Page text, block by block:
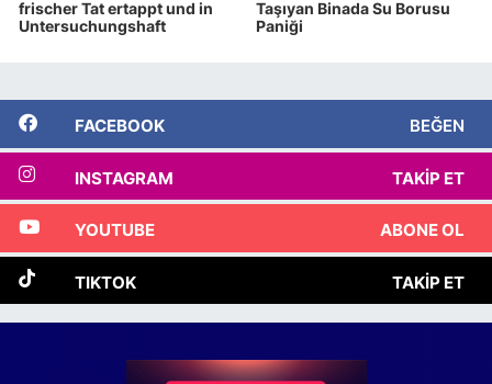
frischer Tat ertappt und in
Untersuchungshaft
Taşıyan Binada Su Borusu
Paniği
FACEBOOK BEĞEN
INSTAGRAM TAKIP ET
YOUTUBE ABONE OL
TIKTOK TAKIP ET